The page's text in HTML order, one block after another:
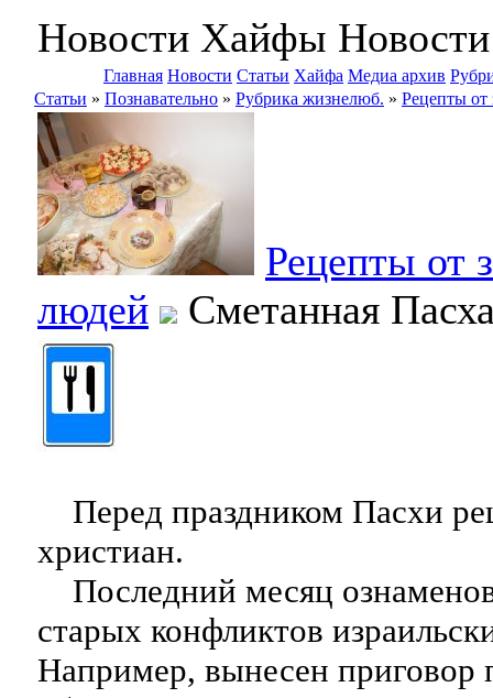
Новости Хайфы
Главная Новости Статьи Хайфа Медиа архив
Статьи » Познавательно » Рубрика жизнелюб. » Рецепты
Рецепты от
людей
Сметанная
Перед праздником Пасхи
христиан.
Последний месяц
старых конфликтов
Например, вынесен приговор